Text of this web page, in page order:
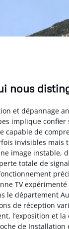
nous
et dépannage
implique confier
capable de
invisibles mais
image instable,
totale de
TV
le département
de réception
l’exposition et
de Installation